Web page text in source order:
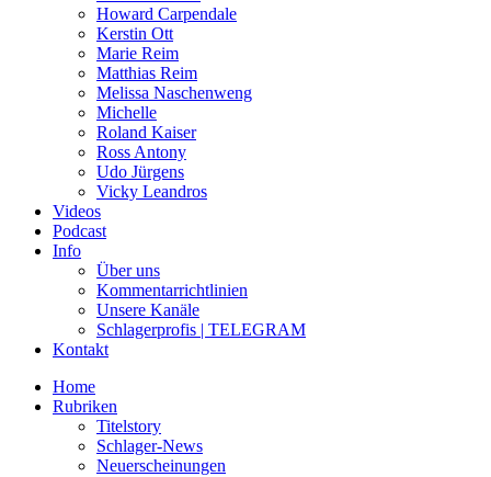
Howard Carpendale
Kerstin Ott
Marie Reim
Matthias Reim
Melissa Naschenweng
Michelle
Roland Kaiser
Ross Antony
Udo Jürgens
Vicky Leandros
Videos
Podcast
Info
Über uns
Kommentarrichtlinien
Unsere Kanäle
Schlagerprofis | TELEGRAM
Kontakt
Home
Rubriken
Titelstory
Schlager-News
Neuerscheinungen